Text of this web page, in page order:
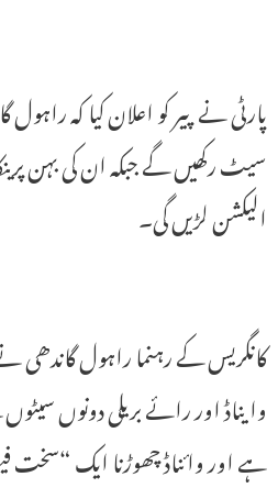
پارٹی نے پیر کو اعلان کیا کہ
سیٹ رکھیں گے جبکہ ان کی بہن
الیکشن لڑیں گی۔
کانگریس کے رہنما راہول گاندھی
وایناڈ اور رائے بریلی دونوں
ہے اور وائناڈ چھوڑنا ایک